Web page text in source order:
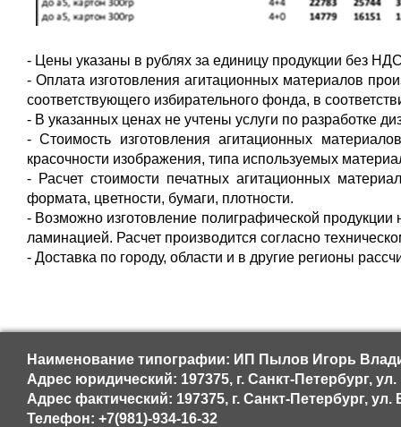
- Цены указаны в рублях за единицу продукции без
- Оплата изготовления агитационных материалов
соответствующего избирательного фонда, в
- В указанных ценах не учтены услуги по разработке
- Стоимость изготовления агитационных
красочности изображения, типа используемых
- Расчет стоимости печатных агитационных
формата, цветности, бумаги, плотности.
- Возможно изготовление полиграфической
ламинацией. Расчет производится согласно
- Доставка по городу, области и в другие регионы
Наименование типографии: ИП Пылов Игорь
Адрес юридический: 197375, г. Санкт-Петербург,
Адрес фактический: 197375, г. Санкт-Петербург, ул.
Телефон: +7(981)-934-16-32